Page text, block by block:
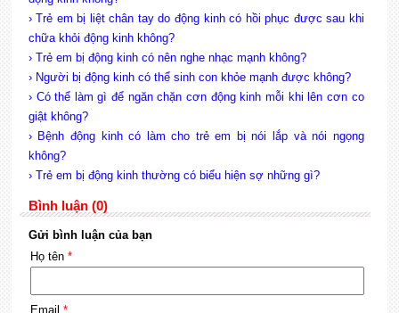
› Trẻ em bị liệt chân tay do động kinh có hồi phục được sau khi
chữa khỏi động kinh không?
› Trẻ em bị động kinh có nên nghe nhạc mạnh không?
› Người bị động kinh có thể sinh con khỏe mạnh được không?
› Có thể làm gì để ngăn chặn cơn động kinh mỗi khi lên cơn co
giật không?
› Bệnh động kinh có làm cho trẻ em bị nói lắp và nói ngọng
không?
› Trẻ em bị động kinh thường có biểu hiện sợ những gì?
Bình luận (0)
Gửi bình luận của bạn
Họ tên *
Email *